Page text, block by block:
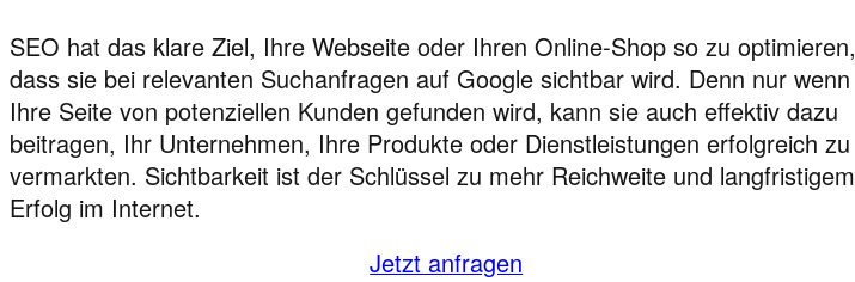
SEO hat das klare Ziel, Ihre Webseite oder Ihren Online-Shop so zu optimieren,
dass sie bei relevanten Suchanfragen auf Google sichtbar wird. Denn nur wenn
Ihre Seite von potenziellen Kunden gefunden wird, kann sie auch effektiv dazu
beitragen, Ihr Unternehmen, Ihre Produkte oder Dienstleistungen erfolgreich zu
vermarkten. Sichtbarkeit ist der Schlüssel zu mehr Reichweite und langfristigem
Erfolg im Internet.
Jetzt anfragen